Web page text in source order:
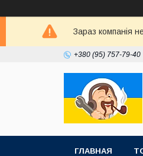
Зараз компанія
+380 (95) 757-79-40
ГЛАВНАЯ